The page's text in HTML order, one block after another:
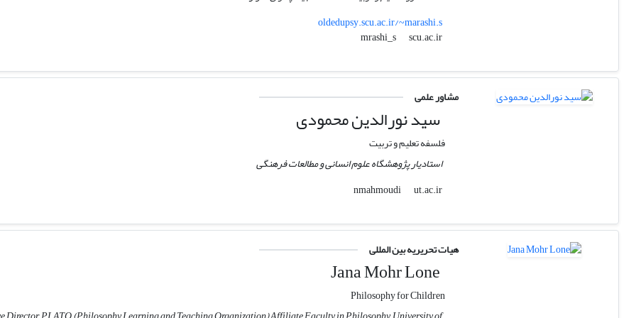
oldedupsy.scu.ac.ir/~marashi.s
mrashi_s
scu.ac.ir
مشاور علمی
سید نورالدین محمودی
فلسفه تعلیم و تربیت
استادیار پژوهشگاه علوم انسانی و مطالعات فرهنگی
nmahmoudi
ut.ac.ir
هیات تحریریه بین المللی
Philosophy for Children